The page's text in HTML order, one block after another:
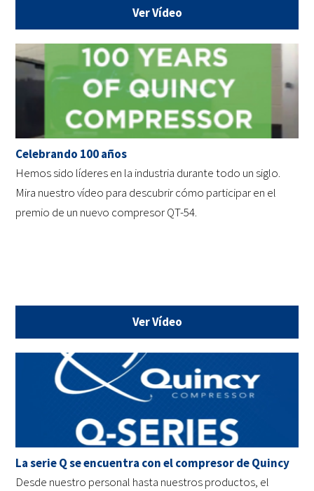
Ver Vídeo
Celebrando 100 años
Hemos sido líderes en la industria durante todo un siglo.
Mira nuestro vídeo para descubrir cómo participar en el
premio de un nuevo compresor QT-54.
Ver Vídeo
La serie Q se encuentra con el compresor de Quincy
Desde nuestro personal hasta nuestros productos, el